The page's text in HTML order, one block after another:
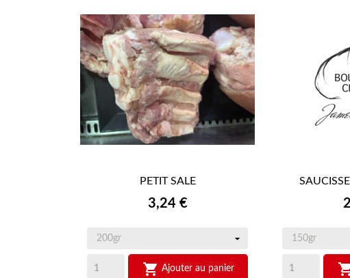
APERÇU RAPIDE
PETIT SALE
Prix
3,24 €
 Ajouter au panier